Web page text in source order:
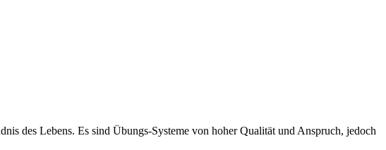
des Lebens. Es sind Übungs-Systeme von hoher Qualität und Anspruch, jedoch